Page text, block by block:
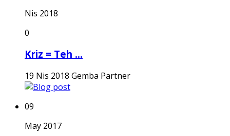
Nis 2018
0
Kriz = Teh ...
19 Nis 2018 Gemba Partner
09
May 2017